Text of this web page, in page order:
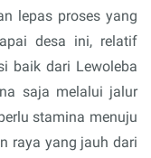
lepas proses yang
desa ini, relatif
baik dari Lewoleba
saja melalui jalur
stamina menuju
raya yang jauh dari